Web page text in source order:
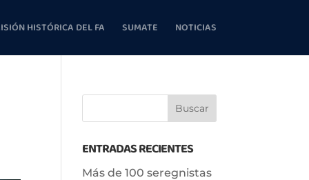
HISTÓRICA DEL FA SUMATE NOTICIAS
ENTRADAS RECIENTES
Más de 100 seregnistas